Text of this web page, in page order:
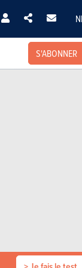
S'ABONNER